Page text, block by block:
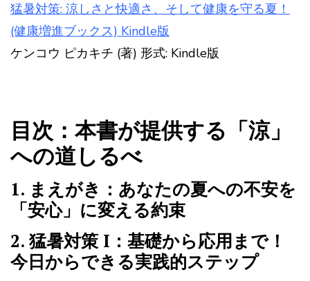
猛暑対策: 涼しさと快適さ、そして健康を守る夏！
(健康増進ブックス) Kindle版
ケンコウ ピカキチ (著) 形式: Kindle版
目次：本書が提供する「涼」
への道しるべ
1. まえがき：あなたの夏への不安を
「安心」に変える約束
2. 猛暑対策 I：基礎から応用まで！
今日からできる実践的ステップ